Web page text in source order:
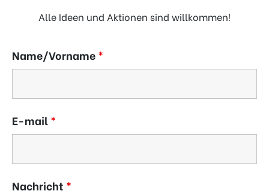
Alle Ideen und Aktionen sind willkommen!
Name/Vorname*
E-mail*
Nachricht *